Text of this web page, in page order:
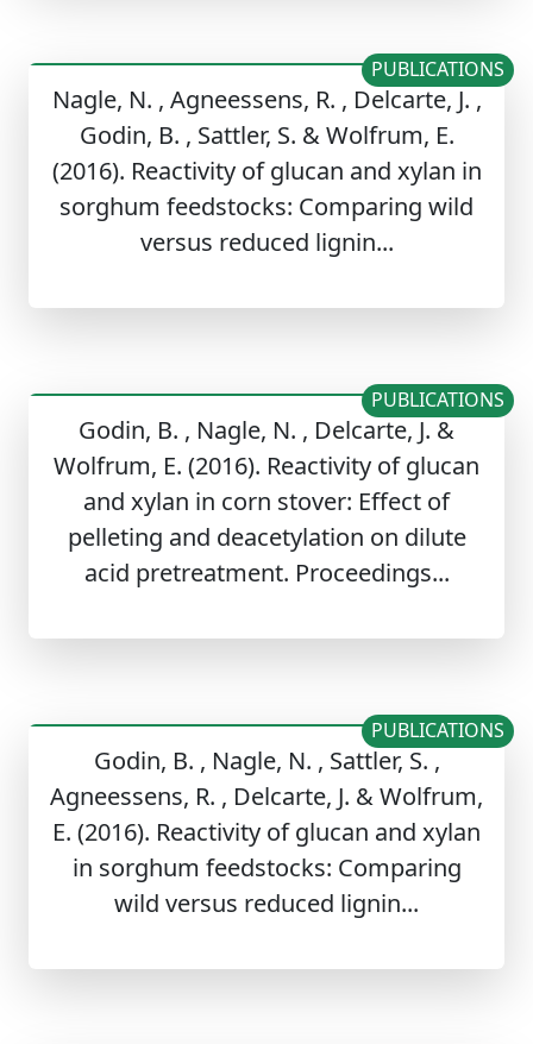
Nagle, N. , Agneessens, R. , Delcarte, J. ,
Godin, B. , Sattler, S. & Wolfrum, E.
(2016). Reactivity of glucan and xylan in
sorghum feedstocks: Comparing wild
versus reduced lignin...
PUBLICATIONS
Godin, B. , Nagle, N. , Delcarte, J. &
Wolfrum, E. (2016). Reactivity of glucan
and xylan in corn stover: Effect of
pelleting and deacetylation on dilute
acid pretreatment. Proceedings...
PUBLICATIONS
Godin, B. , Nagle, N. , Sattler, S. ,
Agneessens, R. , Delcarte, J. & Wolfrum,
E. (2016). Reactivity of glucan and xylan
in sorghum feedstocks: Comparing
wild versus reduced lignin...
PUBLICATIONS